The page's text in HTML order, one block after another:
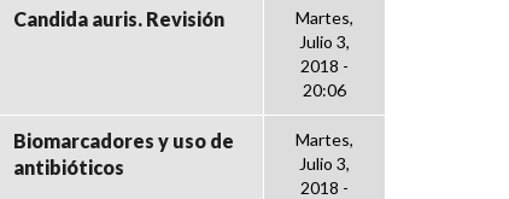
Candida auris. Revisión
Martes,
Julio 3,
2018 -
20:06
Biomarcadores y uso de
antibióticos
Martes,
Julio 3,
2018 -